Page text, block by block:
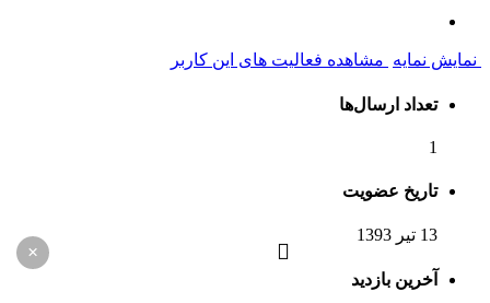
×
نمایش نمایه مشاهده فعالیت های این کاربر
تعداد ارسال‌ها
1
تاریخ عضویت
13 تیر 1393
آخرین بازدید